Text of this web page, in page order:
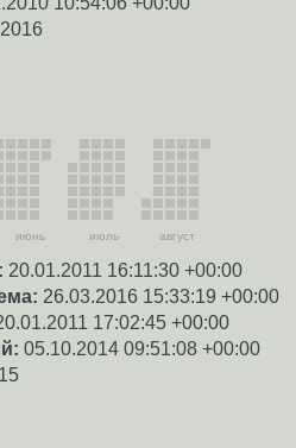
2016
июнь июль август
20.01.2011 16:11:30 +00:00
26.03.2016 15:33:19 +00:00
17:02:45 +00:00
05.10.2014 09:51:08 +00:00